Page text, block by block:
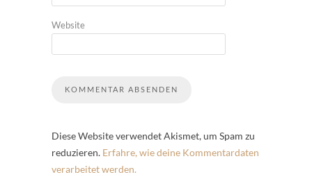
Website
Diese Website verwendet Akismet, um Spam zu
reduzieren. Erfahre, wie deine Kommentardaten
verarbeitet werden.